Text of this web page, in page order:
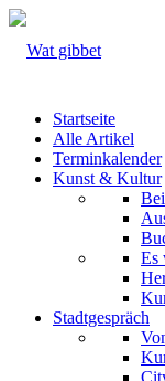
Startseite
Alle Artikel
Terminkalender
Kunst & Kultur
Es
Stadtgespräch